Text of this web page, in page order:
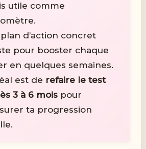
utile comme
d’action concret
pour booster chaque
en quelques semaines.
est de refaire le test
3 à 6 mois pour
ta progression